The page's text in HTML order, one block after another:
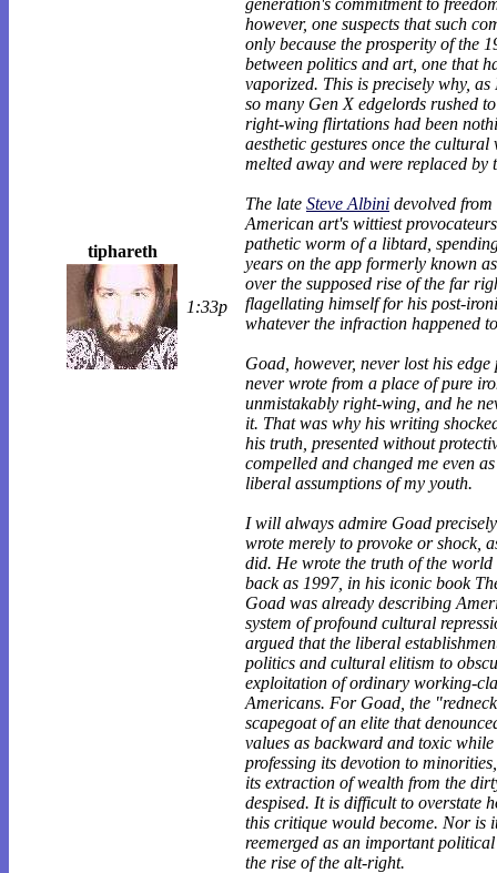
tiphareth
1:33p
generation's commitment to
however, one suspects that such
only because the prosperity of the
between politics and art, one that
vaporized. This is precisely why,
so many Gen X edgelords rushed
right-wing flirtations had been
aesthetic gestures once the cultural
melted away and were replaced by
The late Steve Albini devolved
American art's wittiest
pathetic worm of a libtard,
years on the app formerly known
over the supposed rise of the far
flagellating himself for his post-
whatever the infraction happened
Goad, however, never lost his edge
never wrote from a place of pure
unmistakably right-wing, and he
it. That was why his writing
his truth, presented without
compelled and changed me even
liberal assumptions of my youth.
I will always admire Goad
wrote merely to provoke or shock,
did. He wrote the truth of the world
back as 1997, in his iconic book
Goad was already describing
system of profound cultural
argued that the liberal
politics and cultural elitism to
exploitation of ordinary working-
Americans. For Goad, the
scapegoat of an elite that
values as backward and toxic
professing its devotion to
its extraction of wealth from the
despised. It is difficult to overstate
this critique would become. Nor is
reemerged as an important
the rise of the alt-right.